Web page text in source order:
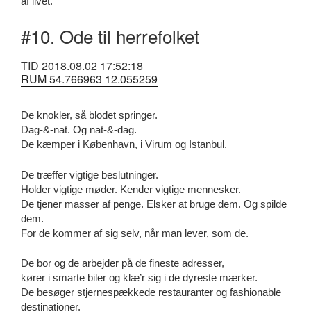
#10. Ode til herrefolket
TID 2018.08.02 17:52:18
RUM 54.766963 12.055259
De knokler, så blodet springer.
Dag-&-nat. Og nat-&-dag.
De kæmper i København, i Virum og Istanbul.
De træffer vigtige beslutninger.
Holder vigtige møder. Kender vigtige mennesker.
De tjener masser af penge. Elsker at bruge dem. Og spilde
dem.
For de kommer af sig selv, når man lever, som de.
De bor og de arbejder på de fineste adresser,
kører i smarte biler og klæ’r sig i de dyreste mærker.
De besøger stjernespækkede restauranter og fashionable
destinationer.